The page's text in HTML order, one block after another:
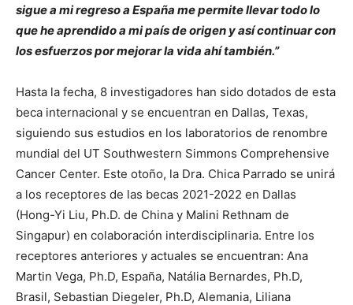
sigue a mi regreso a España me permite llevar todo lo
que he aprendido a mi país de origen y así continuar con
los esfuerzos por mejorar la vida ahí también.”
Hasta la fecha, 8 investigadores han sido dotados de esta
beca internacional y se encuentran en Dallas, Texas,
siguiendo sus estudios en los laboratorios de renombre
mundial del UT Southwestern Simmons Comprehensive
Cancer Center. Este otoño, la Dra. Chica Parrado se unirá
a los receptores de las becas 2021-2022 en Dallas
(Hong-Yi Liu, Ph.D. de China y Malini Rethnam de
Singapur) en colaboración interdisciplinaria. Entre los
receptores anteriores y actuales se encuentran: Ana
Martin Vega, Ph.D, España, Natália Bernardes, Ph.D,
Brasil, Sebastian Diegeler, Ph.D, Alemania, Liliana